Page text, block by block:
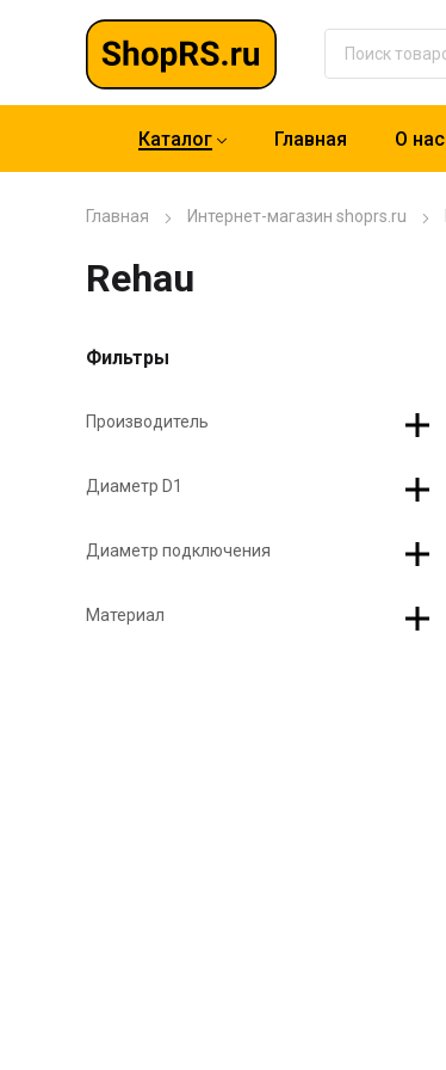
Каталог Главная О нас
Главная Интернет-магазин shoprs.ru
Rehau
Фильтры
Производитель
Диаметр D1
Диаметр подключения
Материал